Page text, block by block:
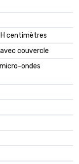
centimètres
couvercle
ondes